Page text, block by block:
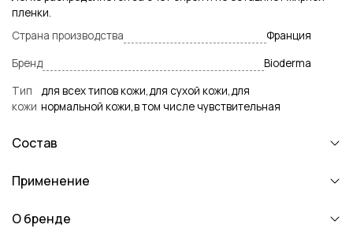
пленки.
Страна производства
Франция
Бренд
Bioderma
Тип
кожи
для всех типов кожи,для сухой кожи,для
нормальной кожи,в том числе чувствительная
Состав
Применение
О бренде